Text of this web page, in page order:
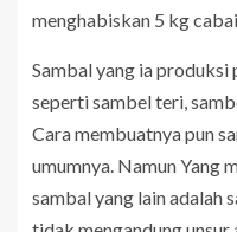
menghabiskan 5 kg
Sambal yang ia produksi
seperti sambel teri,
Cara membuatnya pun
umumnya. Namun Yang
sambal yang lain adalah